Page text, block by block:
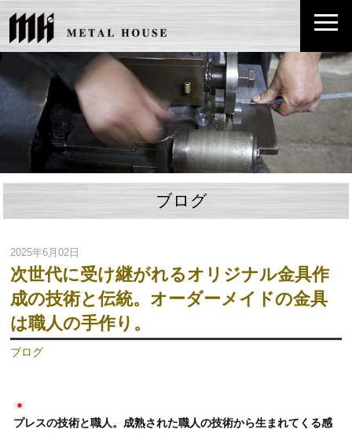
ブログ
2025年6月02日
次世代に受け継がれるオリジナル金具作
成の技術と伝統。オーダーメイドの金具
は職人の手作り。
ブログ
プレスの技術と職人。成熟された職人の技術から生まれてくる感